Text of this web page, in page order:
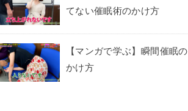
てない催眠術のかけ方
【マンガで学ぶ】瞬間催眠の
かけ方